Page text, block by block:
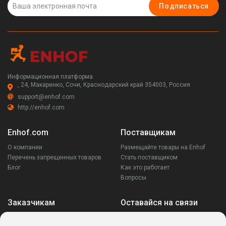
Подписаться
Информационная платформа
, 24, Макаренко, Сочи, Краснодарский край 354003, Россия
support@enhof.com
http://enhof.com
Enhof.com
О компании
Перечень запрещенных товаров
Блог
Поставщикам
Размещайте товары на Enhof
Стать поставщиком
Как это работает
Вопросы
Заказчикам Оставайся на связи